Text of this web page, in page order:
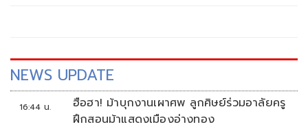
NEWS UPDATE
16:44 น.
ฮือฮา! ม้าบุกงานเผาศพ ลูกศิษย์ร่วมอาลัยครู
ฝึกสอนม้าแสดงเมืองอ่างทอง